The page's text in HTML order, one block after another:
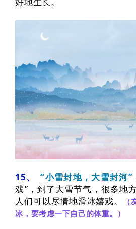
15、“小雪封地，大雪封河”
戏”， 到了大雪节气，很多地
人们可以尽情地滑冰嬉戏。
冰，要考虑一下自己的体重。）